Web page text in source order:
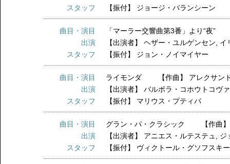
スタッフ
【振付】 ジョージ・バランシーン
曲目・演目
「マーラー交響曲第3番」より“夜
出演
【出演者】ヘザー・ユルゲンセン
イ
スタッフ
【振付】 ジョン・ノイマイヤー
曲目・演目
ライモンダ 【作曲】 アレクサン
出演
【出演者】バルボラ・コホウトコヴァ
スタッフ
【振付】 マリウス・プティパ
曲目・演目
グラン・パ・クラシック 【作曲】
出演
【出演者】 アニエス・ルテステュ
ジ
スタッフ
【振付】 ヴィクトール・グソフスキー